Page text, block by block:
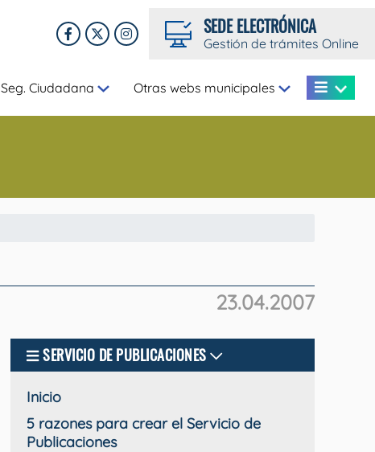
SEDE ELECTRÓNICA
Gestión de trámites Online
Seg. Ciudadana Otras webs municipales
23.04.2007
SERVICIO DE PUBLICACIONES
Inicio
5 razones para crear el Servicio de
Publicaciones